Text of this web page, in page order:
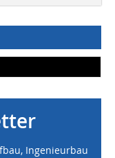
Ingenieurbau